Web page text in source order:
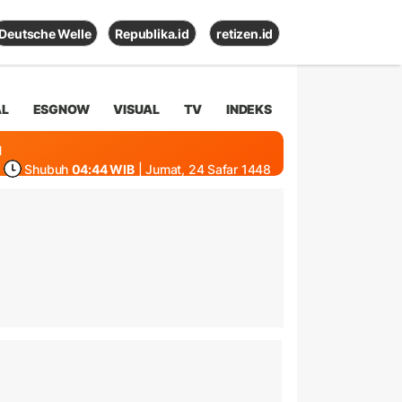
Deutsche Welle Republika.id retizen.id
ESGNOW VISUAL TV INDEKS
Shubuh 04:44 WIB | Jumat, 24 Safar 1448